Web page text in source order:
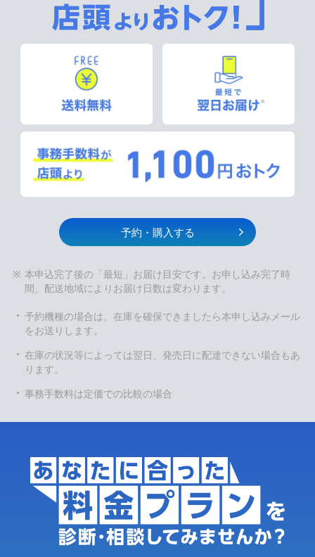
予約・購入する
本申込完了後の「最短」お届け目安です。お申し込み完了時
間、配送地域によりお届け日数は変わります。
予約機種の場合は、在庫を確保できましたら本申し込みメール
をお送りします。
在庫の状況等によっては翌日、発売日に配達できない場合もあ
ります。
事務手数料は定価での比較の場合